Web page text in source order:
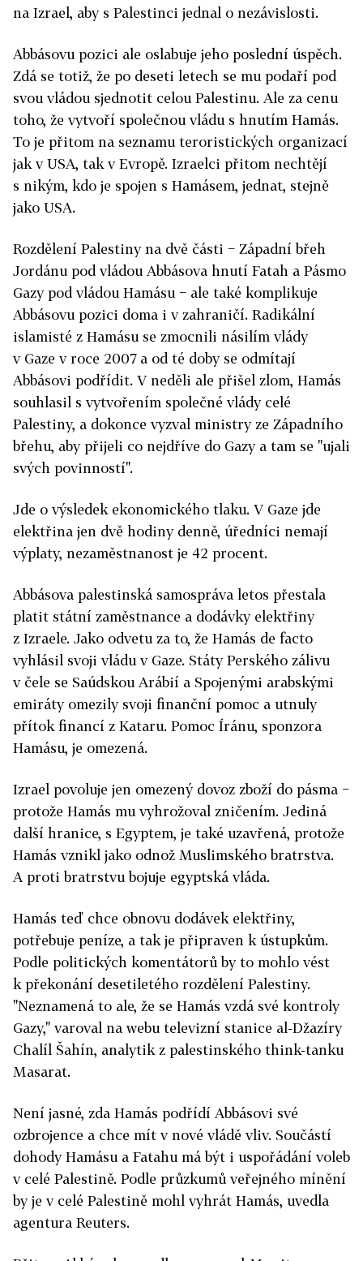
na Izrael, aby s Palestinci jednal o nezávislosti.
Abbásovu pozici ale oslabuje jeho poslední úspěch.
Zdá se totiž, že po deseti letech se mu podaří pod
svou vládou sjednotit celou Palestinu. Ale za cenu
toho, že vytvoří společnou vládu s hnutím Hamás.
To je přitom na seznamu teroristických organizací
jak v USA, tak v Evropě. Izraelci přitom nechtějí
s nikým, kdo je spojen s Hamásem, jednat, stejně
jako USA.
Rozdělení Palestiny na dvě části − Západní břeh
Jordánu pod vládou Abbásova hnutí Fatah a Pásmo
Gazy pod vládou Hamásu − ale také komplikuje
Abbásovu pozici doma i v zahraničí. Radikální
islamisté z Hamásu se zmocnili násilím vlády
v Gaze v roce 2007 a od té doby se odmítají
Abbásovi podřídit. V neděli ale přišel zlom, Hamás
souhlasil s vytvořením společné vlády celé
Palestiny, a dokonce vyzval ministry ze Západního
břehu, aby přijeli co nejdříve do Gazy a tam se "ujali
svých povinností".
Jde o výsledek ekonomického tlaku. V Gaze jde
elektřina jen dvě hodiny denně, úředníci nemají
výplaty, nezaměstnanost je 42 procent.
Abbásova palestinská samospráva letos přestala
platit státní zaměstnance a dodávky elektřiny
z Izraele. Jako odvetu za to, že Hamás de facto
vyhlásil svoji vládu v Gaze. Státy Perského zálivu
v čele se Saúdskou Arábií a Spojenými arabskými
emiráty omezily svoji finanční pomoc a utnuly
přítok financí z Kataru. Pomoc Íránu, sponzora
Hamásu, je omezená.
Izrael povoluje jen omezený dovoz zboží do pásma −
protože Hamás mu vyhrožoval zničením. Jediná
další hranice, s Egyptem, je také uzavřená, protože
Hamás vznikl jako odnož Muslimského bratrstva.
A proti bratrstvu bojuje egyptská vláda.
Hamás teď chce obnovu dodávek elektřiny,
potřebuje peníze, a tak je připraven k ústupkům.
Podle politických komentátorů by to mohlo vést
k překonání desetiletého rozdělení Palestiny.
"Neznamená to ale, že se Hamás vzdá své kontroly
Gazy," varoval na webu televizní stanice al-Džazíry
Chalíl Šahín, analytik z palestinského think-tanku
Masarat.
Není jasné, zda Hamás podřídí Abbásovi své
ozbrojence a chce mít v nové vládě vliv. Součástí
dohody Hamásu a Fatahu má být i uspořádání voleb
v celé Palestině. Podle průzkumů veřejného mínění
by je v celé Palestině mohl vyhrát Hamás, uvedla
agentura Reuters.